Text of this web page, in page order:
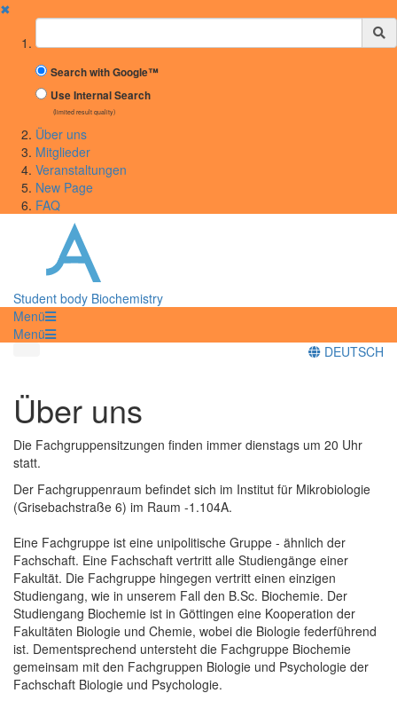
✖
Suchbegriff
Search with Google™
Use Internal Search
(limited result quality)
Über uns
Mitglieder
Veranstaltungen
New Page
FAQ
Student body Biochemistry
Menü
Menü
DEUTSCH
Über uns
Die Fachgruppensitzungen finden immer dienstags um 20 Uhr
statt.
Der Fachgruppenraum befindet sich im Institut für Mikrobiologie
(Grisebachstraße 6) im Raum -1.104A.
Eine Fachgruppe ist eine unipolitische Gruppe - ähnlich der
Fachschaft. Eine Fachschaft vertritt alle Studiengänge einer
Fakultät. Die Fachgruppe hingegen vertritt einen einzigen
Studiengang, wie in unserem Fall den B.Sc. Biochemie. Der
Studiengang Biochemie ist in Göttingen eine Kooperation der
Fakultäten Biologie und Chemie, wobei die Biologie federführend
ist. Dementsprechend untersteht die Fachgruppe Biochemie
gemeinsam mit den Fachgruppen Biologie und Psychologie der
Fachschaft Biologie und Psychologie.